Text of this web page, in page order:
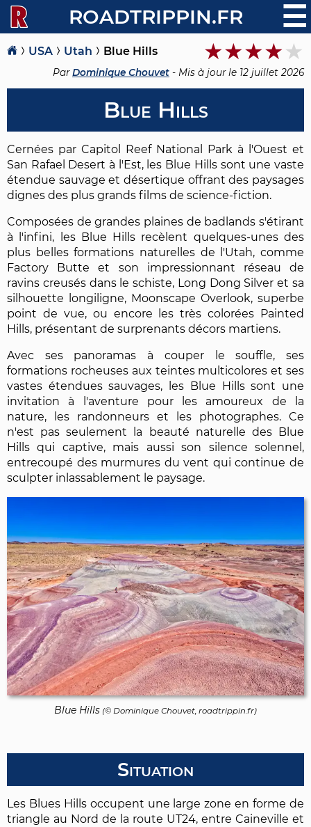
ROADTRIPPIN.FR ☰
USA Utah Blue Hills
ParDominique Chouvet - Mis à jour le 12 juillet 2026
Blue Hills
Cernées par Capitol Reef National Park à l'Ouest et
San Rafael Desert à l'Est, les Blue Hills sont une vaste
étendue sauvage et désertique offrant des paysages
dignes des plus grands films de science-fiction.
Composées de grandes plaines de badlands s'étirant
à l'infini, les Blue Hills recèlent quelques-unes des
plus belles formations naturelles de l'Utah, comme
Factory Butte et son impressionnant réseau de
ravins creusés dans le schiste, Long Dong Silver et sa
silhouette longiligne, Moonscape Overlook, superbe
point de vue, ou encore les très colorées Painted
Hills, présentant de surprenants décors martiens.
Avec ses panoramas à couper le souffle, ses
formations rocheuses aux teintes multicolores et ses
vastes étendues sauvages, les Blue Hills sont une
invitation à l'aventure pour les amoureux de la
nature, les randonneurs et les photographes. Ce
n'est pas seulement la beauté naturelle des Blue
Hills qui captive, mais aussi son silence solennel,
entrecoupé des murmures du vent qui continue de
sculpter inlassablement le paysage.
Blue Hills (© Dominique Chouvet, roadtrippin.fr)
Situation
Les Blues Hills occupent une large zone en forme de
triangle au Nord de la route UT24, entre Caineville et